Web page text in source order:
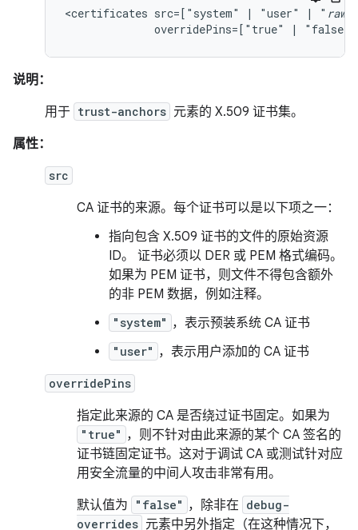
<certificates src=["system" | "user" | " raw
overridePins=["true"
| "false"]
说明：
用于 trust-anchors 元素的 X.509 证书集。
属性：
src
CA 证书的来源。每个证书可以是以下项之一：
指向包含 X.509 证书的文件的原始资源
ID。 证书必须以 DER 或 PEM 格式编码。
如果为 PEM 证书，则文件不得包含额外
的非 PEM 数据，例如注释。
"system" ，表示预装系统 CA 证书
"user" ，表示用户添加的 CA 证书
overridePins
指定此来源的 CA 是否绕过证书固定。如果为
"true" ，则不针对由此来源的某个 CA 签名的
证书链固定证书。这对于调试 CA 或测试针对应
用安全流量的中间人攻击非常有用。
默认值为
"false" ，除非在 debug-
overrides 元素中另外指定（在这种情况下，